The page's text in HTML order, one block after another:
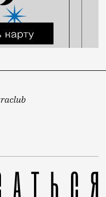
машину в цвете